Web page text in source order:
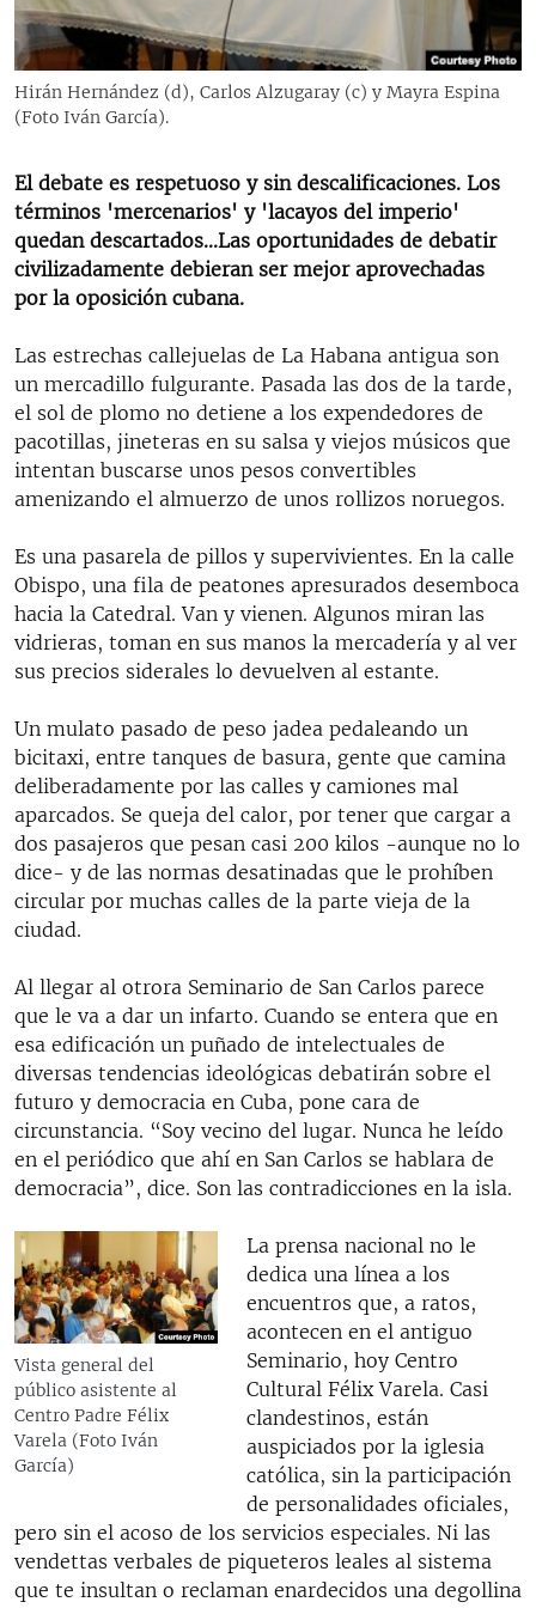
RADIO MARTÍ
ESPECIALES
ESPECIALES
SER VIEJO EN CUBA
KENTU-CUBANO
LOS SANTOS DE HIALEAH
LA INVASIÓN DE RUSIA A UCRANIA
MULTIMEDIA
SÍGUENOS
Hirán Hernández (d), Carlos Alzugaray (c) y Mayra Espina
(Foto Iván García).
El debate es respetuoso y sin descalificaciones. Los
términos 'mercenarios' y 'lacayos del imperio'
quedan descartados...Las oportunidades de debatir
civilizadamente debieran ser mejor aprovechadas
por la oposición cubana.
Las estrechas callejuelas de La Habana antigua son
un mercadillo fulgurante. Pasada las dos de la tarde,
el sol de plomo no detiene a los expendedores de
pacotillas, jineteras en su salsa y viejos músicos que
intentan buscarse unos pesos convertibles
amenizando el almuerzo de unos rollizos noruegos.
Es una pasarela de pillos y supervivientes. En la calle
Obispo, una fila de peatones apresurados desemboca
hacia la Catedral. Van y vienen. Algunos miran las
vidrieras, toman en sus manos la mercadería y al ver
sus precios siderales lo devuelven al estante.
Un mulato pasado de peso jadea pedaleando un
bicitaxi, entre tanques de basura, gente que camina
deliberadamente por las calles y camiones mal
aparcados. Se queja del calor, por tener que cargar a
dos pasajeros que pesan casi 200 kilos -aunque no lo
dice- y de las normas desatinadas que le prohíben
circular por muchas calles de la parte vieja de la
ciudad.
Al llegar al otrora Seminario de San Carlos parece
que le va a dar un infarto. Cuando se entera que en
esa edificación un puñado de intelectuales de
diversas tendencias ideológicas debatirán sobre el
futuro y democracia en Cuba, pone cara de
circunstancia. “Soy vecino del lugar. Nunca he leído
en el periódico que ahí en San Carlos se hablara de
democracia”, dice. Son las contradicciones en la isla.
Vista general del
público asistente al
Centro Padre Félix
Varela (Foto Iván
García)
La prensa nacional no le
dedica una línea a los
encuentros que, a ratos,
acontecen en el antiguo
Seminario, hoy Centro
Cultural Félix Varela. Casi
clandestinos, están
auspiciados por la iglesia
católica, sin la participación
de personalidades oficiales,
pero sin el acoso de los servicios especiales. Ni las
vendettas verbales de piqueteros leales al sistema
que te insultan o reclaman enardecidos una degollina